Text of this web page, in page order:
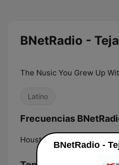
BNetRadio -
The Nusic You Grew Up
Latino
Frecuencias
Houston: Online
BNetRadio -